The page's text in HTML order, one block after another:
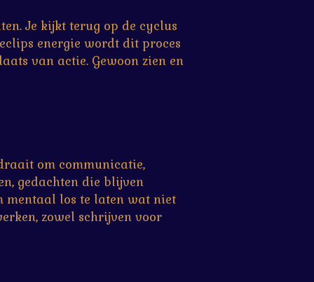
Je kijkt terug op de cyclus
energie wordt dit proces
van actie. Gewoon zien en
om communicatie,
gedachten die blijven
mentaal los te laten wat niet
zowel schrijven voor